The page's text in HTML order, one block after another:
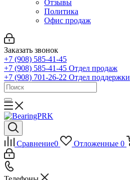
Отзывы
Политика
Офис продаж
Заказать звонок
+7 (908) 585-41-45
+7 (908) 585-41-45 Отдел продаж
+7 (908) 701-26-22 Отдел поддержки
Сравнение0 Отложенные 0